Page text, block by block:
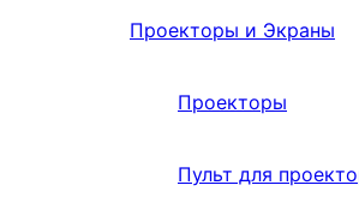
Проекторы и Экраны
Проекторы
Пульт для